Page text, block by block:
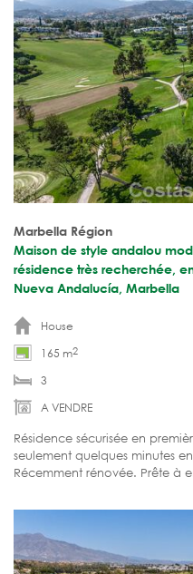
Marbella Région
Maison de style andalou
résidence très recherchée,
Nueva Andalucía, Marbella
House
165 m2
3
A VENDRE
Résidence sécurisée en
seulement quelques minutes
Récemment rénovée. Prête à